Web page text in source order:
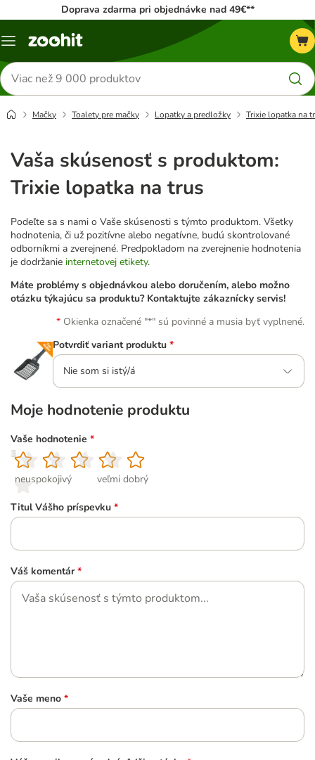
Doprava zdarma pri objednávke nad 49€**
Kategórie
Hľadať
produkty
Mačky Toalety pre mačky Lopatky a predložky Trixie lopatka na
Vaša skúsenosť s produktom:
Trixie lopatka na trus
Podeľte sa s nami o Vaše skúsenosti s týmto produktom. Všetky
hodnotenia, či už pozitívne alebo negatívne, budú skontrolované
odborníkmi a zverejnené. Predpokladom na zverejnenie hodnotenia
je dodržanie internetovej etikety.
Máte problémy s objednávkou alebo doručením, alebo možno
otázku týkajúcu sa produktu? Kontaktujte zákaznícky servis!
Okienka označené "*" sú povinné a musia byť vyplnené.
Potvrdiť variant produktu *
Nie som si istý/á
Moje hodnotenie produktu
Vaše hodnotenie *
1
neuspokojivý
2
3
4
5
veľmi dobrý
Titul Vášho príspevku *
Váš komentár *
Vaše meno *